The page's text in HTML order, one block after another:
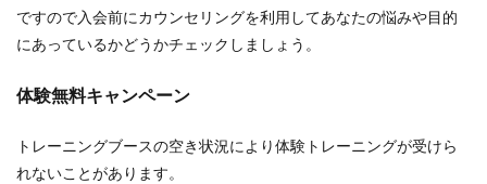
ですので入会前にカウンセリングを利用してあなたの悩みや目的
にあっているかどうかチェックしましょう。
体験無料キャンペーン
トレーニングブースの空き状況により体験トレーニングが受けら
れないことがあります。